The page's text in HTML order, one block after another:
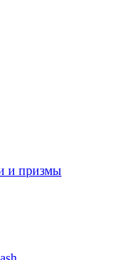
и призмы